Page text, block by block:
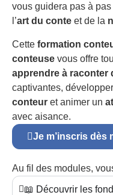
vous guidera pas à
l’art du conte et de la
Cette formation
conteuse vous offre
apprendre à raconter
captivantes,
conteur et animer un
avec aisance.
Je m’inscris dès
Au fil des modules,
📖 Découvrir les